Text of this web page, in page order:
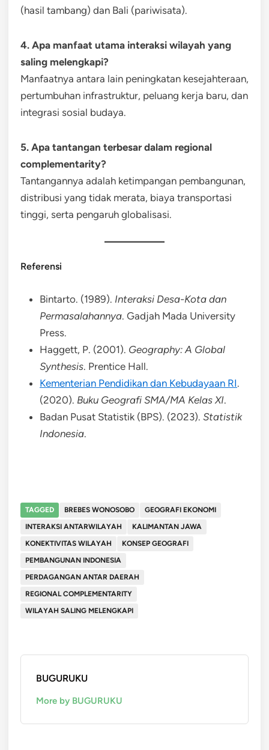
(hasil tambang) dan Bali (pariwisata).
4. Apa manfaat utama interaksi wilayah yang
saling melengkapi?
Manfaatnya antara lain peningkatan kesejahteraan,
pertumbuhan infrastruktur, peluang kerja baru, dan
integrasi sosial budaya.
5. Apa tantangan terbesar dalam regional
complementarity?
Tantangannya adalah ketimpangan pembangunan,
distribusi yang tidak merata, biaya transportasi
tinggi, serta pengaruh globalisasi.
Referensi
Bintarto. (1989). Interaksi Desa-Kota dan
Permasalahannya. Gadjah Mada University
Press.
Haggett, P. (2001). Geography: A Global
Synthesis. Prentice Hall.
Kementerian Pendidikan dan Kebudayaan RI.
(2020). Buku Geografi SMA/MA Kelas XI.
Badan Pusat Statistik (BPS). (2023). Statistik
Indonesia.
TAGGED BREBES WONOSOBO
GEOGRAFI EKONOMI
INTERAKSI ANTARWILAYAH
KALIMANTAN JAWA
KONEKTIVITAS WILAYAH
KONSEP GEOGRAFI
PEMBANGUNAN INDONESIA
PERDAGANGAN ANTAR DAERAH
REGIONAL COMPLEMENTARITY
WILAYAH SALING MELENGKAPI
BUGURUKU
More by BUGURUKU